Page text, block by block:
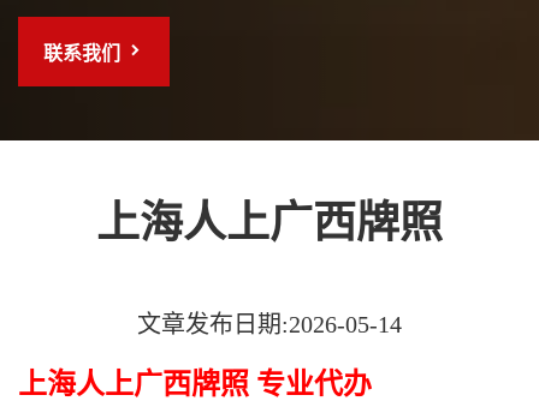
联系我们
上海人上广西牌照
文章发布日期:2026-05-14
上海人上广西牌照 专业代办